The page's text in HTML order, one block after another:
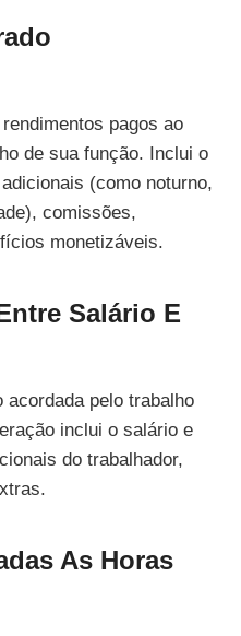
pagos ao
de sua função. Inclui o
(como noturno,
comissões,
monetizáveis.
Salário E
pelo trabalho
inclui o salário e
do trabalhador,
As Horas